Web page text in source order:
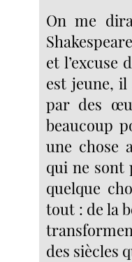
On me
et l’excuse
est jeune,
par des
beaucoup
une chose
qui ne sont
quelque
tout : de la
des siècles